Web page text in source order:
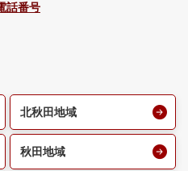
話番号
北秋田地域
秋田地域